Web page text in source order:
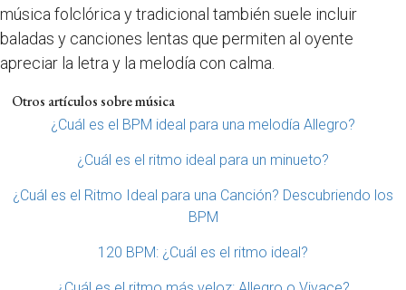
música folclórica y tradicional también suele incluir
baladas y canciones lentas que permiten al oyente
apreciar la letra y la melodía con calma.
Otros artículos sobre música
¿Cuál es el BPM ideal para una melodía Allegro?
¿Cuál es el ritmo ideal para un minueto?
¿Cuál es el Ritmo Ideal para una Canción? Descubriendo los
BPM
120 BPM: ¿Cuál es el ritmo ideal?